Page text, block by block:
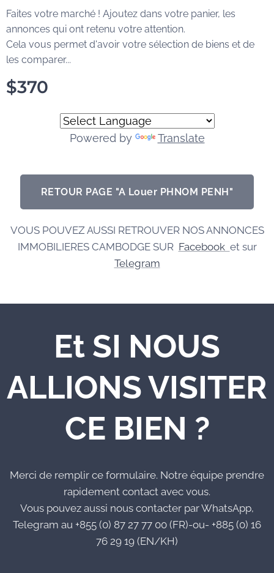
Faites votre marché ! Ajoutez dans votre panier, les
annonces qui ont retenu votre attention.
Cela vous permet d'avoir votre sélection de biens et de
les comparer...
$370
Powered by Translate
RETOUR PAGE "A Louer PHNOM PENH"
VOUS POUVEZ AUSSI RETROUVER NOS ANNONCES
IMMOBILIERES CAMBODGE SUR Facebook et sur
Telegram
Et SI NOUS
ALLIONS VISITER
CE BIEN ?
Merci de remplir ce formulaire. Notre équipe prendre
rapidement contact avec vous.
Vous pouvez aussi nous contacter par WhatsApp,
Telegram au +855 (0) 87 27 77 00 (FR)-ou- +885 (0) 16
76 29 19 (EN/KH)